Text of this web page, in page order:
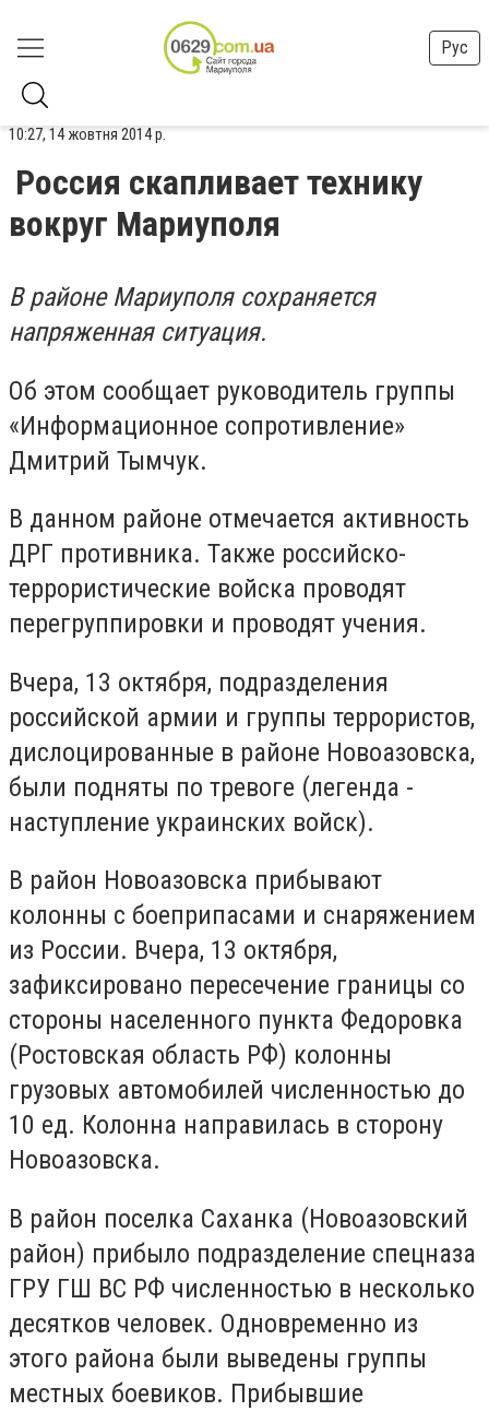
Рус
10:27, 14 жовтня 2014 р.
Россия скапливает технику
вокруг Мариуполя
В районе Мариуполя сохраняется
напряженная ситуация.
Об этом сообщает руководитель группы
«Информационное сопротивление»
Дмитрий Тымчук.
В данном районе отмечается активность
ДРГ противника. Также российско-
террористические войска проводят
перегруппировки и проводят учения.
Вчера, 13 октября, подразделения
российской армии и группы террористов,
дислоцированные в районе Новоазовска,
были подняты по тревоге (легенда -
наступление украинских войск).
В район Новоазовска прибывают
колонны с боеприпасами и снаряжением
из России. Вчера, 13 октября,
зафиксировано пересечение границы со
стороны населенного пункта Федоровка
(Ростовская область РФ) колонны
грузовых автомобилей численностью до
10 ед. Колонна направилась в сторону
Новоазовска.
В район поселка Саханка (Новоазовский
район) прибыло подразделение спецназа
ГРУ ГШ ВС РФ численностью в несколько
десятков человек. Одновременно из
этого района были выведены группы
местных боевиков. Прибывшие